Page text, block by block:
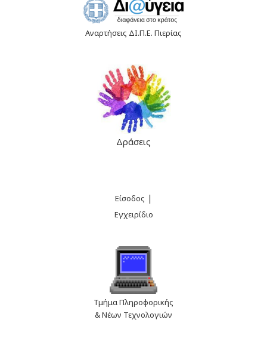
Αναρτήσεις ΔΙ.Π.Ε. Πιερίας
Δράσεις
Είσοδος |
Εγχειρίδιο
Τμήμα Πληροφορικής
& Νέων Τεχνολογιών